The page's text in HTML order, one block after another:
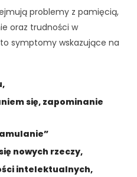
problemy z pamięcią,
oraz trudności w
symptomy wskazujące na
się, zapominanie
nowych rzeczy,
intelektualnych,